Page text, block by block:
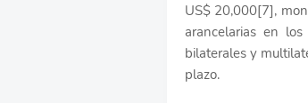
US$ 20,000[7],
arancelarias en
bilaterales y
plazo.